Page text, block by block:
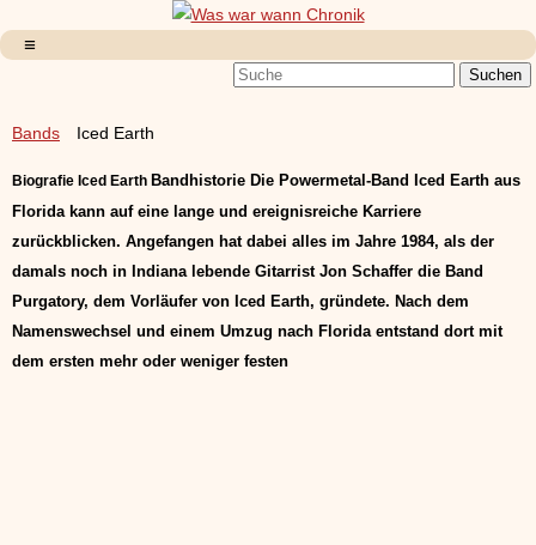
Bands Iced Earth
Biografie Iced Earth Bandhistorie Die Powermetal-Band Iced Earth aus
Florida kann auf eine lange und ereignisreiche Karriere
zurückblicken. Angefangen hat dabei alles im Jahre 1984, als der
damals noch in Indiana lebende Gitarrist Jon Schaffer die Band
Purgatory, dem Vorläufer von Iced Earth, gründete. Nach dem
Namenswechsel und einem Umzug nach Florida entstand dort mit
dem ersten mehr oder weniger festen